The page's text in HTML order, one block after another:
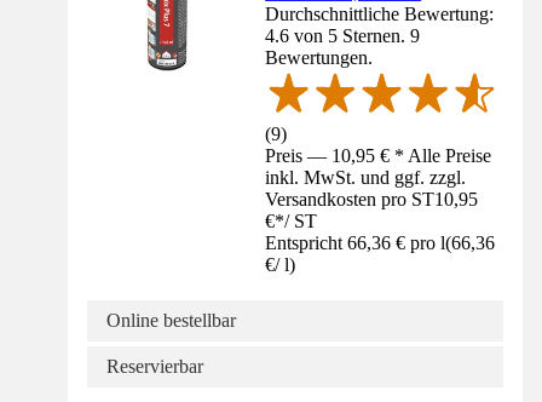
Durchschnittliche Bewertung:
4.6 von 5 Sternen. 9
Bewertungen.
(9)
Preis — 10,95 € * Alle Preise
inkl. MwSt. und ggf. zzgl.
Versandkosten pro ST10,95
€*/ ST
Entspricht 66,36 € pro l(66,36
€/ l)
Online bestellbar
Reservierbar